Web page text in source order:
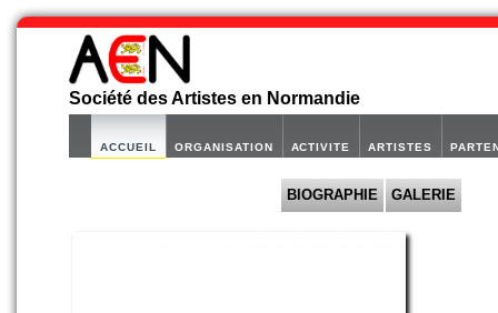
Société des Artistes en Normandie
ACCUEIL ORGANISATION ACTIVITE ARTISTES
BIOGRAPHIE GALERIE